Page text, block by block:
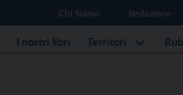
Chi Siamo Redazione
I nostri libri Territori